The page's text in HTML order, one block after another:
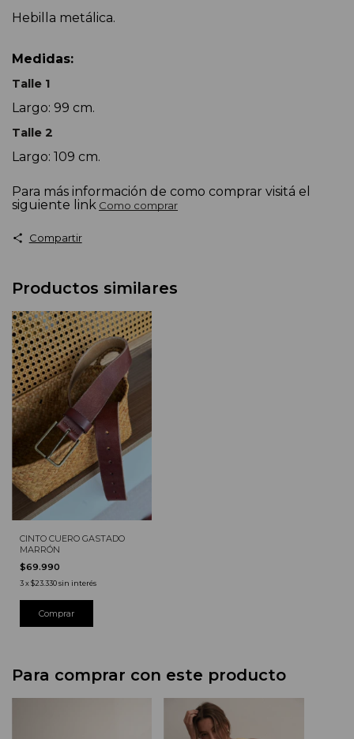
Hebilla metálica.
Medidas:
Talle 1
Largo: 99 cm.
Talle 2
Largo: 109 cm.
Para más información de como comprar visitá el
siguiente link Como comprar
Compartir
Productos similares
CINTO CUERO GASTADO
MARRÓN
$69.990
3x$23.330sin interés
Comprar
Para comprar con este producto